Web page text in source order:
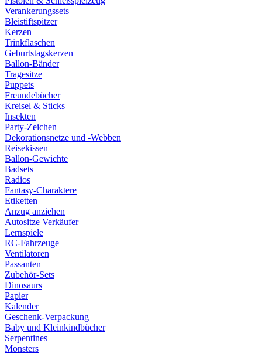
Verankerungssets
Bleistiftspitzer
Kerzen
Trinkflaschen
Geburtstagskerzen
Ballon-Bänder
Tragesitze
Puppets
Freundebücher
Kreisel & Sticks
Insekten
Party-Zeichen
Dekorationsnetze und -Webben
Reisekissen
Ballon-Gewichte
Badsets
Radios
Fantasy-Charaktere
Etiketten
Anzug anziehen
Autositze Verkäufer
Lernspiele
RC-Fahrzeuge
Ventilatoren
Passanten
Zubehör-Sets
Dinosaurs
Papier
Kalender
Geschenk-Verpackung
Baby und Kleinkindbücher
Serpentines
Monsters